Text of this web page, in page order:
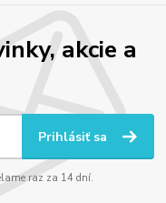
akcie a
Prihlásiť sa
raz za 14 dní.